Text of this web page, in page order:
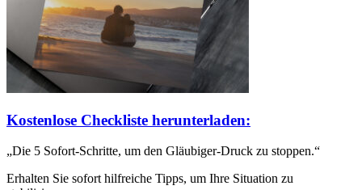
Kostenlose Checkliste herunterladen:
„Die 5 Sofort-Schritte, um den Gläubiger-Druck zu stoppen.“
Erhalten Sie sofort hilfreiche Tipps, um Ihre Situation zu